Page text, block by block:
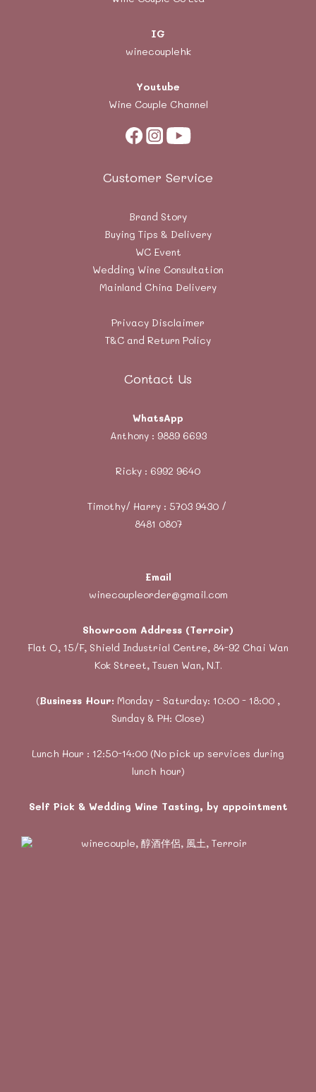
IG
winecouplehk
Youtube
Wine Couple Channel
Customer Service
Brand Story
Buying Tips & Delivery
WC Event
Wedding Wine Consultation
Mainland China Delivery
Privacy Disclaimer
T&C and Return Policy
Contact Us
WhatsApp
Anthony : 9889 6693
Ricky : 6992 9640
Timothy/ Harry : 5703 9430 /
8481 0807
Email
winecoupleorder@gmail.com
Showroom Address (Terroir)
Flat O, 15/F, Shield Industrial Centre, 84-92 Chai Wan
Kok Street, Tsuen Wan, N.T.
(Business Hour: Monday - Saturday: 10:00 - 18:00 ,
Sunday & PH: Close)
Lunch Hour : 12:50-14:00 (No pick up services during
lunch hour)
Self Pick & Wedding Wine Tasting, by appointment